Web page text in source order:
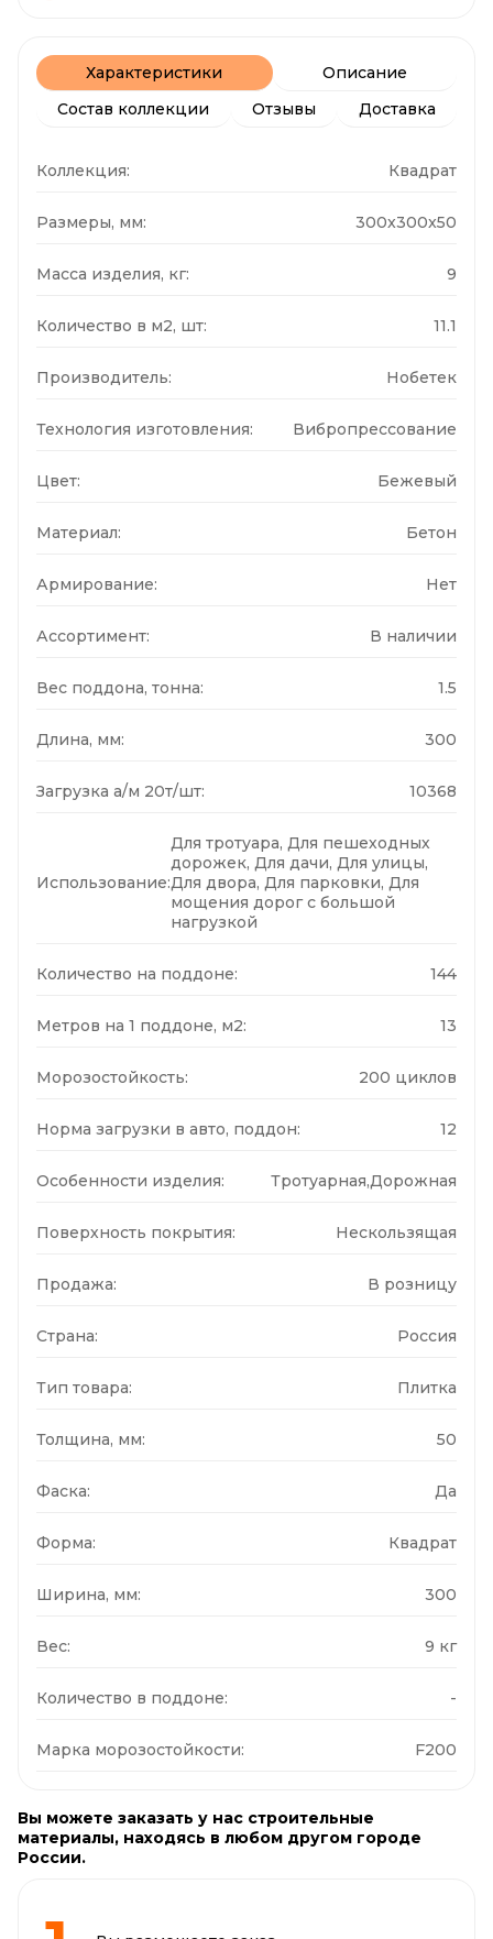
Характеристики
Описание
Состав коллекции
Отзывы Доставка
Коллекция: Квадрат
Размеры, мм: 300x300x50
Масса изделия, кг: 9
Количество в м2, шт: 11.1
Производитель: Нобетек
Технология изготовления: Вибропрессование
Цвет: Бежевый
Материал: Бетон
Армирование: Нет
Ассортимент: В наличии
Вес поддона, тонна: 1.5
Длина, мм: 300
Загрузка а/м 20т/шт: 10368
Использование:
Для тротуара, Для пешеходных
дорожек, Для дачи, Для улицы,
Для двора, Для парковки, Для
мощения дорог с большой
нагрузкой
Количество на поддоне: 144
Метров на 1 поддоне, м2: 13
Морозостойкость: 200 циклов
Норма загрузки в авто, поддон: 12
Особенности изделия: Тротуарная,Дорожная
Поверхность покрытия: Нескользящая
Продажа: В розницу
Страна: Россия
Тип товара: Плитка
Толщина, мм: 50
Фаска: Да
Форма: Квадрат
Ширина, мм: 300
Вес: 9 кг
Количество в поддоне: -
Марка морозостойкости: F200
Вы можете заказать у нас строительные
материалы, находясь в любом другом городе
России.